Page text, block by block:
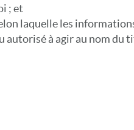
; et
laquelle les
autorisé à agir au nom du